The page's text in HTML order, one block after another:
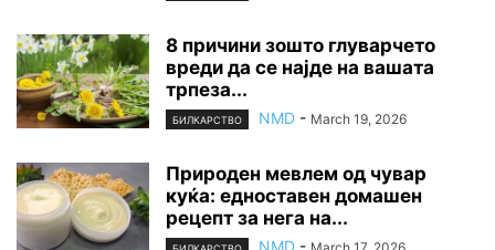
8 причини зошто глуварчето
вреди да се најде на вашата
трпеза...
БИЛКАРСТВО NMD - March 19, 2026
Природен мевлем од чувар
куќа: едноставен домашен
рецепт за нега на...
NMD -